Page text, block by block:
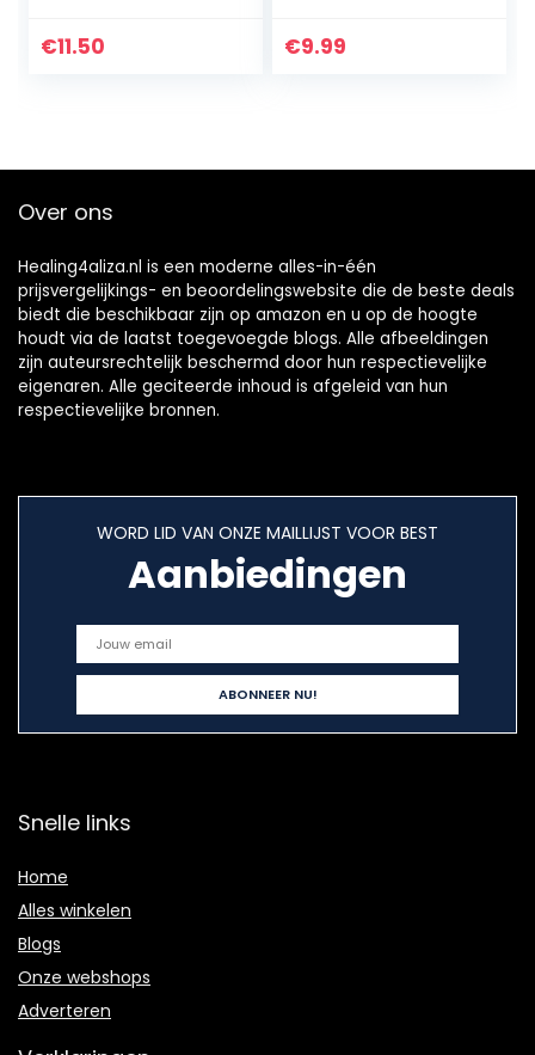
and clean teeth –
€11.50
Natuurlijk thuis
€9.99
Over ons
Healing4aliza.nl is een moderne alles-in-één
prijsvergelijkings- en beoordelingswebsite die de beste deals
biedt die beschikbaar zijn op amazon en u op de hoogte
houdt via de laatst toegevoegde blogs. Alle afbeeldingen
zijn auteursrechtelijk beschermd door hun respectievelijke
eigenaren. Alle geciteerde inhoud is afgeleid van hun
respectievelijke bronnen.
WORD LID VAN ONZE MAILLIJST VOOR BEST
Aanbiedingen
Snelle links
Home
Alles winkelen
Blogs
Onze webshops
Adverteren